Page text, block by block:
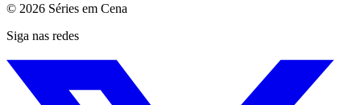
© 2026 Séries em Cena
Siga nas redes